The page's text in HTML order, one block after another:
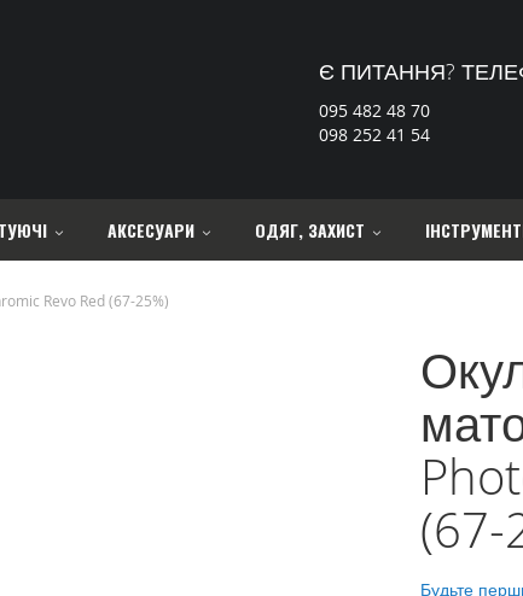
Є ПИТАННЯ?
095 482 48 70
098 252 41 54
АКСЕСУАРИ ОДЯГ, ЗАХИСТ
Revo Red (67-25%)
(67-
Будьте